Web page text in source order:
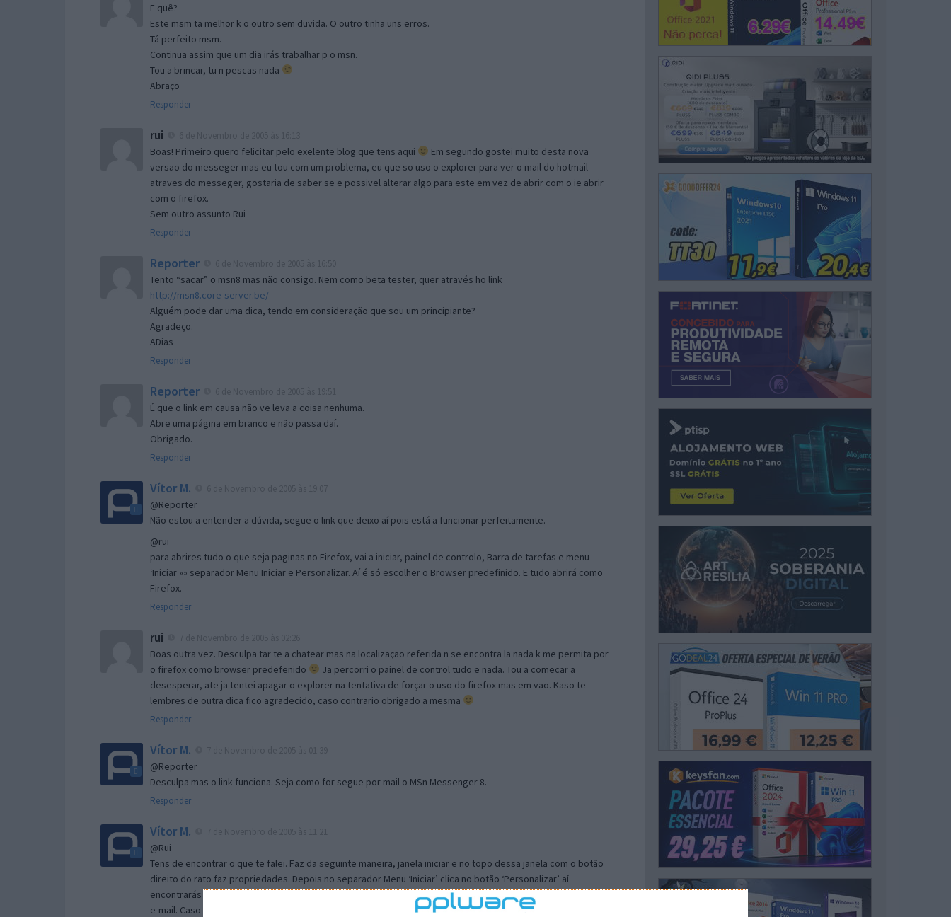
E quê?
Este msm ta melhor k o outro sem duvida. O outro tinha uns erros.
Tá perfeito msm.
Continua assim que um dia irás trabalhar p o msn.
Tou a brincar, tu n pescas nada
Abraço
Responder
rui
Boas! Primeiro quero felicitar pelo exelente blog que tens aqui
Em segundo gostei muito desta nova
versao do messeger mas eu tou com um problema, eu que so uso o explorer para ver o mail do hotmail
atraves do messeger, gostaria de saber se e possivel alterar algo para este em vez de abrir com o ie abrir
com o firefox.
Sem outro assunto Rui
Responder
Reporter
Tento “sacar” o msn8 mas não consigo. Nem como beta tester, quer através ho link
http://msn8.core-server.be/
Alguém pode dar uma dica, tendo em consideração que sou um principiante?
Agradeço.
ADias
Responder
Reporter
É que o link em causa não ve leva a coisa nenhuma.
Abre uma página em branco e não passa daí.
Obrigado.
Responder
Vítor M.
@Reporter
Não estou a entender a dúvida, segue o link que deixo aí pois está a funcionar perfeitamente.
@rui
para abrires tudo o que seja paginas no Firefox, vai a iniciar, painel de controlo, Barra de tarefas e menu
‘Iniciar »» separador Menu Iniciar e Personalizar. Aí é só escolher o Browser predefinido. E tudo abrirá como
Firefox.
Responder
rui
Boas outra vez. Desculpa tar te a chatear mas na localizaçao referida n se encontra la nada k me permita por
o firefox como browser predefenido
Ja percorri o painel de control tudo e nada. Tou a comecar a
desesperar, ate ja tentei apagar o explorer na tentativa de forçar o uso do firefox mas em vao. Kaso te
lembres de outra dica fico agradecido, caso contrario obrigado a mesma
Responder
Vítor M.
@Reporter
Desculpa mas o link funciona. Seja como for segue por mail o MSn Messenger 8.
Responder
Vítor M.
@Rui
Tens de encontrar o que te falei. Faz da seguinte maneira, janela iniciar e no topo dessa janela com o botão
direito do rato faz propriedades. Depois no separador Menu ‘Iniciar’ clica no botão ‘Personalizar’ aí
encontrarás no separador geral a opção para escolheres o Browser com que queres navegar e o gestor de
e-mail. Caso não consigas chegar lá, vais ao teu Firefox e nas ferramentas ou tools escolhes ‘Opções’ ou